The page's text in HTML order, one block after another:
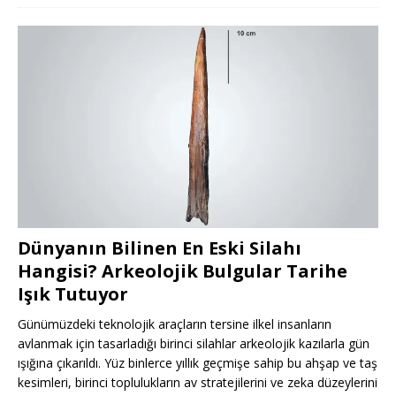
Dünyanın Bilinen En Eski Silahı
Hangisi? Arkeolojik Bulgular Tarihe
Işık Tutuyor
Günümüzdeki teknolojik araçların tersine ilkel insanların
avlanmak için tasarladığı birinci silahlar arkeolojik kazılarla gün
ışığına çıkarıldı. Yüz binlerce yıllık geçmişe sahip bu ahşap ve taş
kesimleri, birinci toplulukların av stratejilerini ve zeka düzeylerini